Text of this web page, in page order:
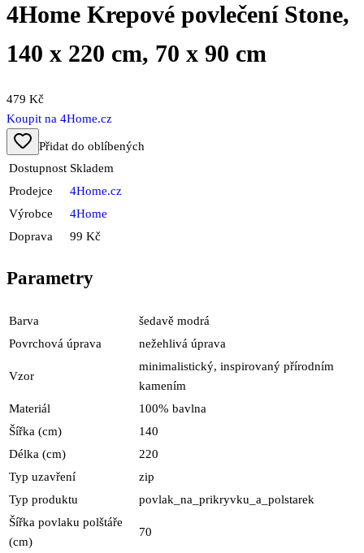
4Home Krepové povlečení Stone,
140 x 220 cm, 70 x 90 cm
479 Kč
Koupit na 4Home.cz
Přidat do oblíbených
Dostupnost Skladem
Prodejce
4Home.cz
Výrobce
4Home
Doprava
99 Kč
Parametry
Barva
šedavě modrá
Povrchová úprava
nežehlivá úprava
Vzor
minimalistický, inspirovaný přírodním
kamením
Materiál
100% bavlna
Šířka (cm)
140
Délka (cm)
220
Typ uzavření
zip
Typ produktu
povlak_na_prikryvku_a_polstarek
Šířka povlaku polštáře
(cm)
70